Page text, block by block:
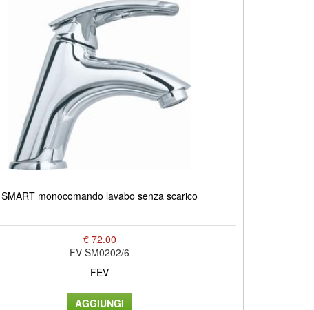
SMART monocomando lavabo senza scarico
€ 72.00
FV-SM0202/6
FEV